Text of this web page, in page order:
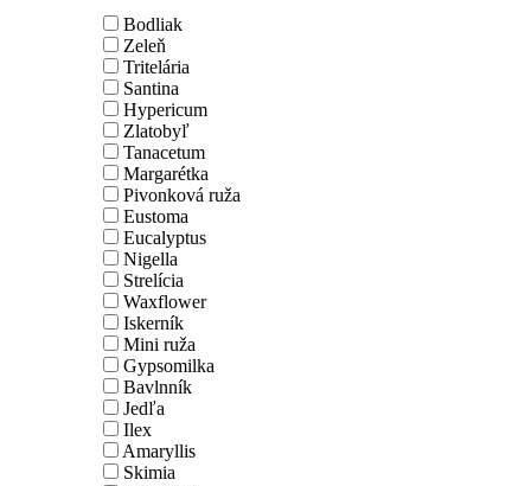
Bodliak
Zeleň
Tritelária
Santina
Hypericum
Zlatobyľ
Tanacetum
Margarétka
Pivonková ruža
Eustoma
Eucalyptus
Nigella
Strelícia
Waxflower
Iskerník
Mini ruža
Gypsomilka
Bavlnník
Jedľa
Ilex
Amaryllis
Skimia